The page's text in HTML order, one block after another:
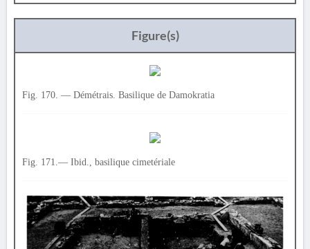
Figure(s)
Fig. 170. — Démétrais. Basilique de Damokratia
Fig. 171.— Ibid., basilique cimetériale